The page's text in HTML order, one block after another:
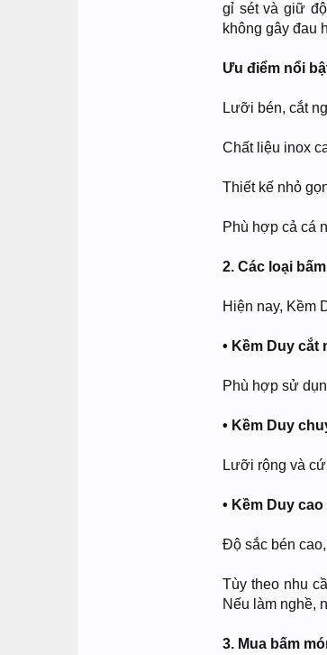
gỉ sét và giữ
không gây đau
Ưu điểm nổi
Lưỡi bén, cắt
Chất liệu inox
Thiết kế nhỏ
Phù hợp cả cá
2. Các loại
Hiện nay, Kềm
• Kềm Duy cắt
Phù hợp sử
• Kềm Duy
Lưỡi rộng và
• Kềm Duy
Độ sắc bén
Tùy theo nhu
Nếu làm nghề,
3. Mua bấm